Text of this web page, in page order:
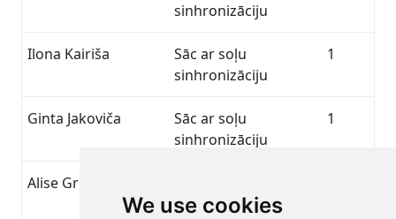
We use cookies
sinhronizāciju
Ilona Kairiša
Sāc ar soļu
sinhronizāciju
1
Ginta Jakoviča
Sāc ar soļu
sinhronizāciju
1
Alise Griķe
sinhronizāciju